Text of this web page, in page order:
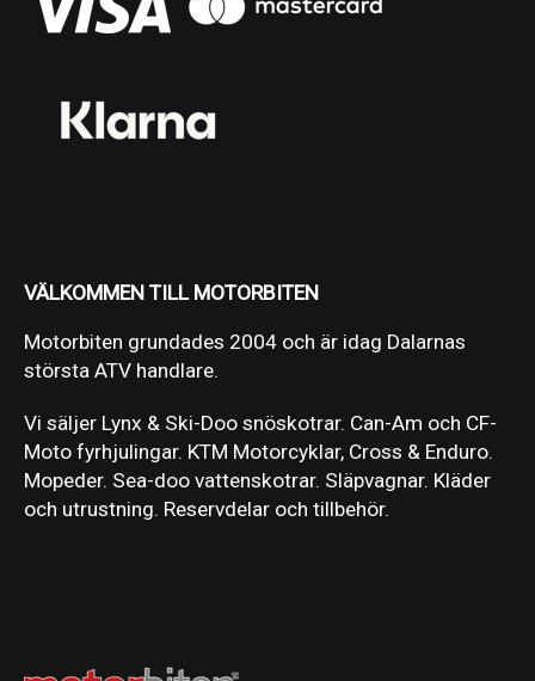
VÄLKOMMEN TILL MOTORBITEN
Motorbiten grundades 2004 och är idag Dalarnas
största ATV handlare.
Vi säljer Lynx & Ski-Doo snöskotrar. Can-Am och CF-
Moto fyrhjulingar. KTM Motorcyklar, Cross & Enduro.
Mopeder. Sea-doo vattenskotrar. Släpvagnar. Kläder
och utrustning. Reservdelar och tillbehör.